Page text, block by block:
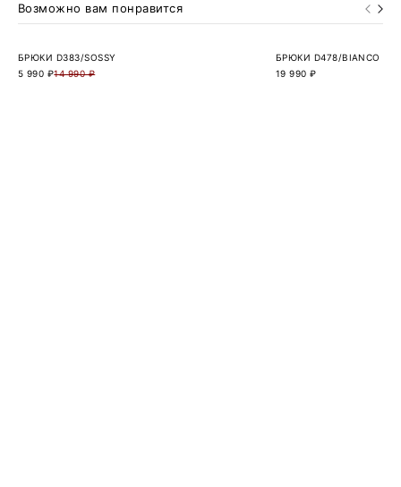
Возможно вам понравится
БРЮКИ D383/SOSSY
14 990 ₽
5 990 ₽
БРЮКИ D478/BIANCO
19 990 ₽